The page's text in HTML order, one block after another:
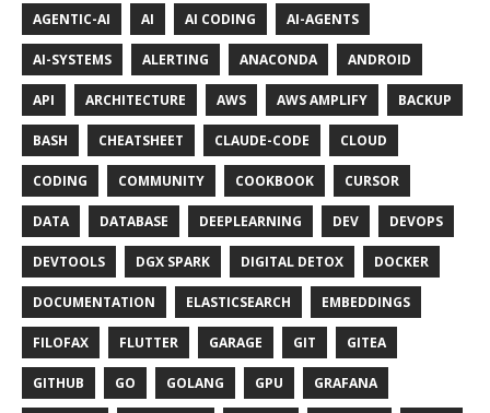
AGENTIC-AI AI AI CODING AI-AGENTS
AI-SYSTEMS ALERTING ANACONDA ANDROID
API ARCHITECTURE AWS AWS AMPLIFY BACKUP
BASH CHEATSHEET CLAUDE-CODE CLOUD
CODING COMMUNITY COOKBOOK CURSOR
DATA DATABASE DEEPLEARNING DEV DEVOPS
DEVTOOLS DGX SPARK DIGITAL DETOX DOCKER
DOCUMENTATION ELASTICSEARCH EMBEDDINGS
FILOFAX FLUTTER GARAGE GIT GITEA
GITHUB GO GOLANG GPU GRAFANA